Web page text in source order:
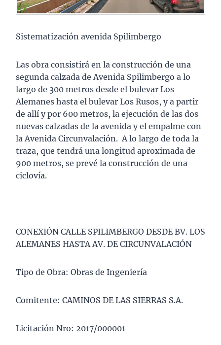
Sistematización avenida Spilimbergo
Las obra consistirá en la construcción de una
segunda calzada de Avenida Spilimbergo a lo
largo de 300 metros desde el bulevar Los
Alemanes hasta el bulevar Los Rusos, y a partir
de allí y por 600 metros, la ejecución de las dos
nuevas calzadas de la avenida y el empalme con
la Avenida Circunvalación. A lo largo de toda la
traza, que tendrá una longitud aproximada de
900 metros, se prevé la construcción de una
ciclovía.
CONEXIÓN CALLE SPILIMBERGO DESDE BV. LOS
ALEMANES HASTA AV. DE CIRCUNVALACIÓN
Tipo de Obra: Obras de Ingeniería
Comitente: CAMINOS DE LAS SIERRAS S.A.
Licitación Nro: 2017/000001